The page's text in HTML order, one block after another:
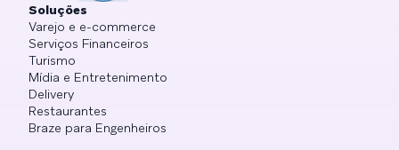
Soluções
Varejo e e-commerce
Serviços Financeiros
Turismo
Mídia e Entretenimento
Delivery
Restaurantes
Braze para Engenheiros